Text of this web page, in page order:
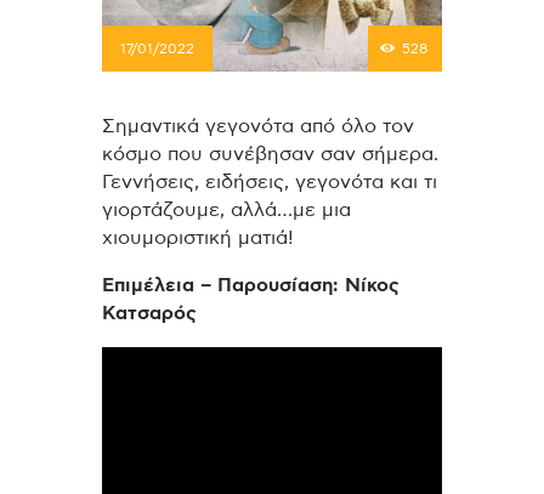
17/01/2022 528
Σημαντικά γεγονότα από όλο τον
κόσμο που συνέβησαν σαν σήμερα.
Γεννήσεις, ειδήσεις, γεγονότα και τι
γιορτάζουμε, αλλά…με μια
χιουμοριστική ματιά!
Επιμέλεια – Παρουσίαση: Νίκος
Κατσαρός